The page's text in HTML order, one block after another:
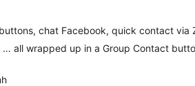
chat Facebook, quick contact via
… all wrapped up in a Group Contact